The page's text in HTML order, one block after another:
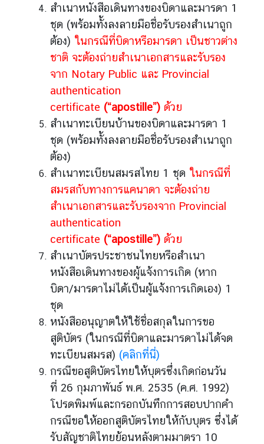
สำเนาหนังสือเดินทางของบิดาและมารดา 1
ชุด (พร้อมทั้งลงลายมือชื่อรับรองสำเนาถูก
ต้อง) ในกรณีที่บิดาหรือมารดา เป็นชาวต่าง
ชาติ จะต้องถ่ายสำเนาเอกสารและรับรอง
จาก Notary Public และ Provincial
authentication
certificate (“apostille”) ด้วย
สำเนาทะเบียนบ้านของบิดาและมารดา 1
ชุด (พร้อมทั้งลงลายมือชื่อรับรองสำเนาถูก
ต้อง)
สำเนาทะเบียนสมรสไทย 1 ชุด ในกรณีที่
สมรสกับทางการแคนาดา จะต้องถ่าย
สำเนาเอกสารและรับรองจาก Provincial
authentication
certificate (“apostille”) ด้วย
สำเนาบัตรประชาชนไทยหรือสำเนา
หนังสือเดินทางของผู้แจ้งการเกิด (หาก
บิดา/มารดาไม่ได้เป็นผู้แจ้งการเกิดเอง) 1
ชุด
หนังสืออนุญาตให้ใช้ชื่อสกุลในการขอ
สูติบัตร (ในกรณีที่บิดาและมารดาไม่ได้จด
ทะเบียนสมรส) (คลิกที่นี่)
กรณีขอสูติบัตรไทยให้บุตรซึ่งเกิดก่อนวัน
ที่ 26 กุมภาพันธ์ พ.ศ. 2535 (ค.ศ. 1992)
โปรดพิมพ์และกรอกบันทึกการสอบปากคำ
กรณีขอให้ออกสูติบัตรไทยให้กับบุตร ซึ่งได้
รับสัญชาติไทยย้อนหลังตามมาตรา 10